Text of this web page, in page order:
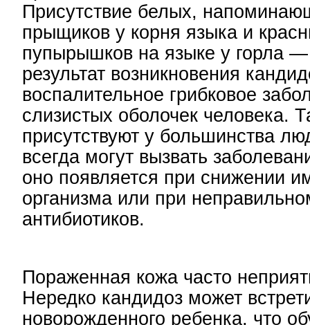
Присутствие белых,
прыщиков у корня языка и
пупырышков на языке у горла
результат возникновения
воспалительное грибковое
слизистых оболочек человека.
присутствуют у большинства
всегда могут вызвать
оно появляется при снижении
организма или при
антибиотиков.
Пораженная кожа часто
Нередко кандидоз может
новорожденного ребенка, что